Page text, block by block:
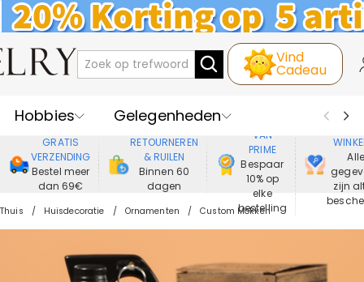
Vind
Cadeau
Hobbies
Gelegenheden
Recipienten
Best Verkochte
Nieuwe
Juwelen
GRATIS
VERZENDING
Bestel meer
dan 69€
RETOURNEREN
& RUILEN
Binnen 60
dagen
VAN
PRIME
Bespaar
10% op
elke
bestelling
Alle
zijn
Thuis Huisdecoratie Ornamenten Custom Mokken